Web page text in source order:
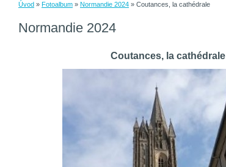
Úvod » Fotoalbum » Normandie 2024 » Coutances, la cathédrale
Normandie 2024
Coutances, la cathédrale